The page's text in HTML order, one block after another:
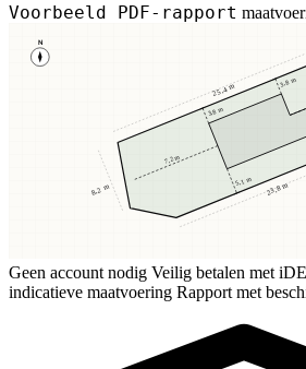
Voorbeeld PDF-rapport
N
3,8 m
3,8 m
5,1 m
7,2 m
25,4 m
23,8 m
8,2 m
Geen account nodig Veilig betalen met
indicatieve maatvoering Rapport met